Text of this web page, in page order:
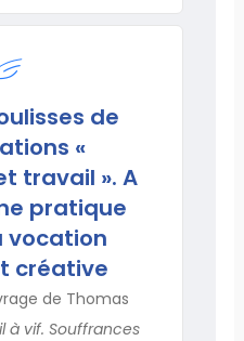
de
«
travail ». A
pratique
vocation
créative
de Thomas
à vif. Souffrances